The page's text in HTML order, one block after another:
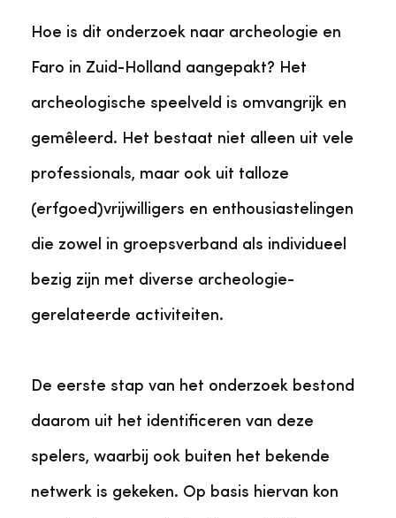
Hoe is dit onderzoek naar archeologie en
Faro in Zuid-Holland aangepakt? Het
archeologische speelveld is omvangrijk en
gemêleerd. Het bestaat niet alleen uit vele
professionals, maar ook uit talloze
(erfgoed)vrijwilligers en enthousiastelingen
die zowel in groepsverband als individueel
bezig zijn met diverse archeologie-
gerelateerde activiteiten.
De eerste stap van het onderzoek bestond
daarom uit het identificeren van deze
spelers, waarbij ook buiten het bekende
netwerk is gekeken. Op basis hiervan kon